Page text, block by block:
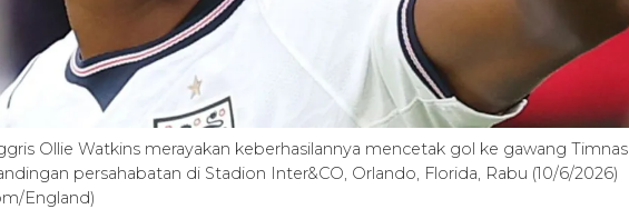
Ollie Watkins merayakan keberhasilannya mencetak gol ke gawang Timnas
persahabatan di Stadion Inter&CO, Orlando, Florida, Rabu (10/6/2026)
England)